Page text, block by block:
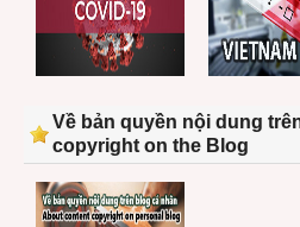
Về bản quyền nội dung
copyright on the Blog